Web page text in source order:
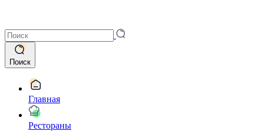
Поиск
Главная
Рестораны